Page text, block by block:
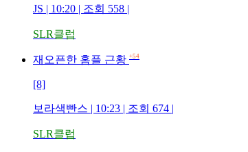
JS | 10:20 | 조회 558 |
SLR클럽
재오픈한 홈플 근황 +54
[8]
보라색빤스 | 10:23 | 조회 674 |
SLR클럽